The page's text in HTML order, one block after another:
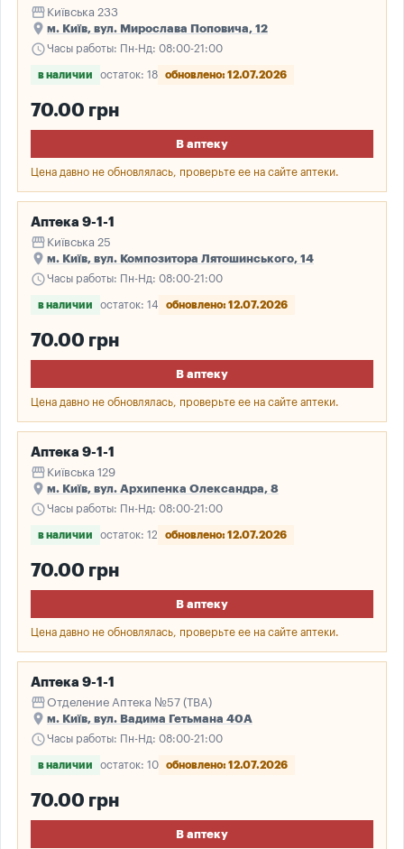
storefront Київська 233
place м. Київ, вул. Мирослава Поповича, 12
scheduleЧасы работы: Пн-Нд: 08:00-21:00
в наличии остаток: 18 обновлено: 12.07.2026
70.00 грн
В аптеку
Цена давно не обновлялась, проверьте ее на сайте аптеки.
Аптека 9-1-1
storefront Київська 25
place м. Київ, вул. Композитора Лятошинського, 14
scheduleЧасы работы: Пн-Нд: 08:00-21:00
в наличии остаток: 14 обновлено: 12.07.2026
70.00 грн
В аптеку
Цена давно не обновлялась, проверьте ее на сайте аптеки.
Аптека 9-1-1
storefront Київська 129
place м. Київ, вул. Архипенка Олександра, 8
scheduleЧасы работы: Пн-Нд: 08:00-21:00
в наличии остаток: 12 обновлено: 12.07.2026
70.00 грн
В аптеку
Цена давно не обновлялась, проверьте ее на сайте аптеки.
Аптека 9-1-1
storefrontОтделение Аптека №57 (ТВА)
place м. Київ, вул. Вадима Гетьмана 40А
scheduleЧасы работы: Пн-Нд: 08:00-21:00
в наличии остаток: 10 обновлено: 12.07.2026
70.00 грн
В аптеку